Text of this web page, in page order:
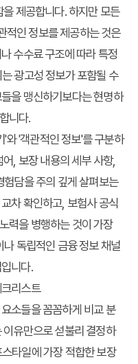
제공합니다. 하지만 모든
적인 정보를 제공하는 것은
수수료 구조에 따라 특정
광고성 정보가 포함될 수
을 맹신하기보다는 현명하
니다.
와 '객관적인 정보'를 구분하
, 보장 내용의 세부 사항,
담을 주의 깊게 살펴보는
차 확인하고, 보험사 공식
력을 병행하는 것이 가장
독립적인 금융 정보 채널
니다.
리스트
소들을 꼼꼼하게 비교 분
유만으로 섣불리 결정하
타일에 가장 적합한 보장